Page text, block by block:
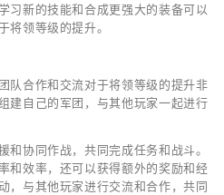
习新的技能和合成更强大的装备可以
将领等级的提升。
队合作和交流对于将领等级的提升非
建自己的军团，与其他玩家一起进行
和协同作战，共同完成任务和战斗。
和效率，还可以获得额外的奖励和经
，与其他玩家进行交流和合作，共同